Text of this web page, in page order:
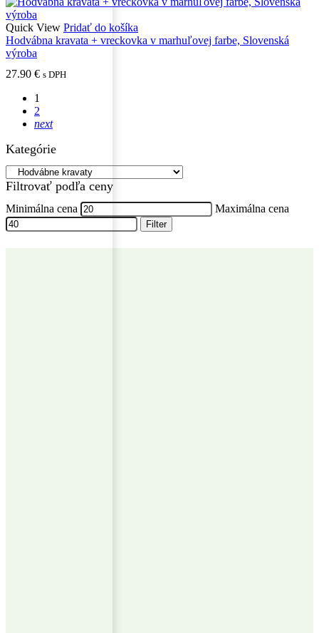
Quick View Pridať do košíka
Hodvábna kravata + vreckovka v marhuľovej farbe, Slovenská
výroba
27.90 € s DPH
1
2
next
Kategórie
Filtrovať podľa ceny
Minimálna cena Maximálna cena
Filter